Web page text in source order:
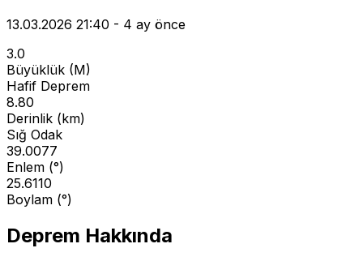
13.03.2026 21:40 - 4 ay önce
3.0
Büyüklük (M)
Hafif Deprem
8.80
Derinlik (km)
Sığ Odak
39.0077
Enlem (°)
25.6110
Boylam (°)
Deprem Hakkında